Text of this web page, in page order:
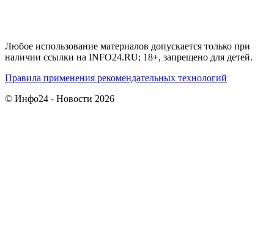
Любое использование материалов допускается только при
наличии ссылки на INFO24.RU; 18+, запрещено для детей.
Правила применения рекомендательных технологий
© Инфо24 - Новости 2026